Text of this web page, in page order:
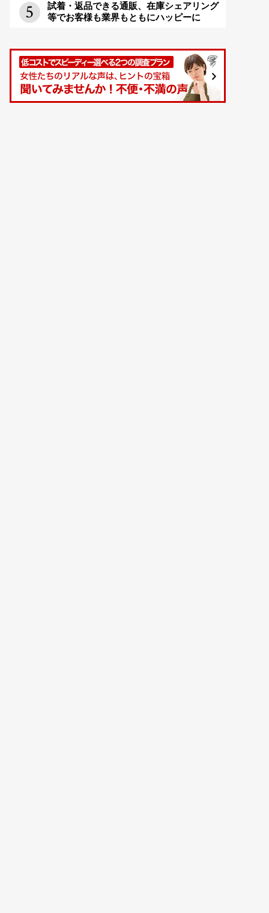
試着・返品できる通販、在庫シェアリング
等でお客様も業界もともにハッピーに